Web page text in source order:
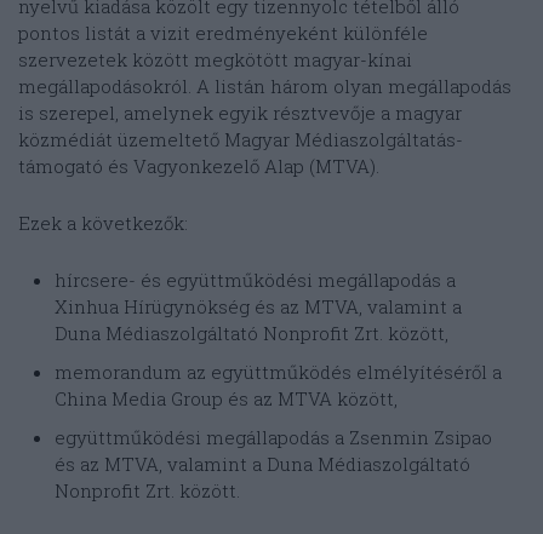
nyelvű kiadása közölt egy tizennyolc tételből álló
pontos listát a vizit eredményeként különféle
szervezetek között megkötött magyar-kínai
megállapodásokról. A listán három olyan megállapodás
is szerepel, amelynek egyik résztvevője a magyar
közmédiát üzemeltető Magyar Médiaszolgáltatás-
támogató és Vagyonkezelő Alap (MTVA).
Ezek a következők:
hírcsere- és együttműködési megállapodás a
Xinhua Hírügynökség és az MTVA, valamint a
Duna Médiaszolgáltató Nonprofit Zrt. között,
memorandum az együttműködés elmélyítéséről a
China Media Group és az MTVA között,
együttműködési megállapodás a Zsenmin Zsipao
és az MTVA, valamint a Duna Médiaszolgáltató
Nonprofit Zrt. között.